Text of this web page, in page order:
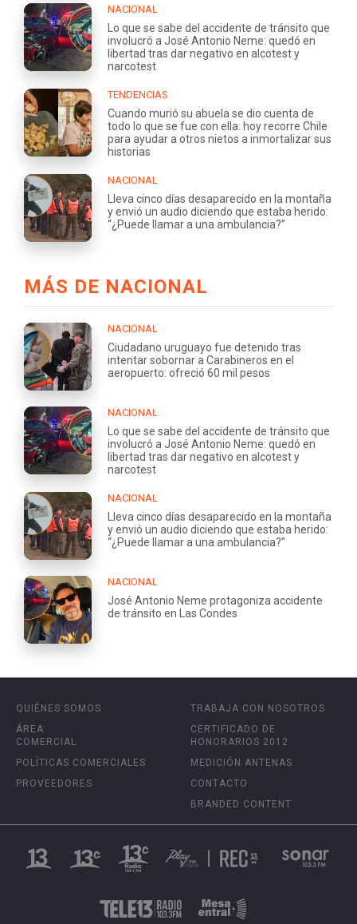
NACIONAL
Lo que se sabe del accidente de tránsito que
involucró a José Antonio Neme: quedó en
libertad tras dar negativo en alcotest y
narcotest
TENDENCIAS
Cuando murió su abuela se dio cuenta de
todo lo que se fue con ella: hoy recorre Chile
para ayudar a otros nietos a inmortalizar sus
historias
NACIONAL
Lleva cinco días desaparecido en la montaña
y envió un audio diciendo que estaba herido:
“¿Puede llamar a una ambulancia?”
MÁS DE NACIONAL
NACIONAL
Ciudadano uruguayo fue detenido tras
intentar sobornar a Carabineros en el
aeropuerto: ofreció 60 mil pesos
NACIONAL
Lo que se sabe del accidente de tránsito que
involucró a José Antonio Neme: quedó en
libertad tras dar negativo en alcotest y
narcotest
NACIONAL
Lleva cinco días desaparecido en la montaña
y envió un audio diciendo que estaba herido:
“¿Puede llamar a una ambulancia?”
NACIONAL
José Antonio Neme protagoniza accidente
de tránsito en Las Condes
QUIÉNES SOMOS
ÁREA
COMERCIAL
POLÍTICAS COMERCIALES
PROVEEDORES
TRABAJA CON NOSOTROS
CERTIFICADO DE
HONORARIOS 2012
MEDICIÓN ANTENAS
CONTACTO
BRANDED CONTENT